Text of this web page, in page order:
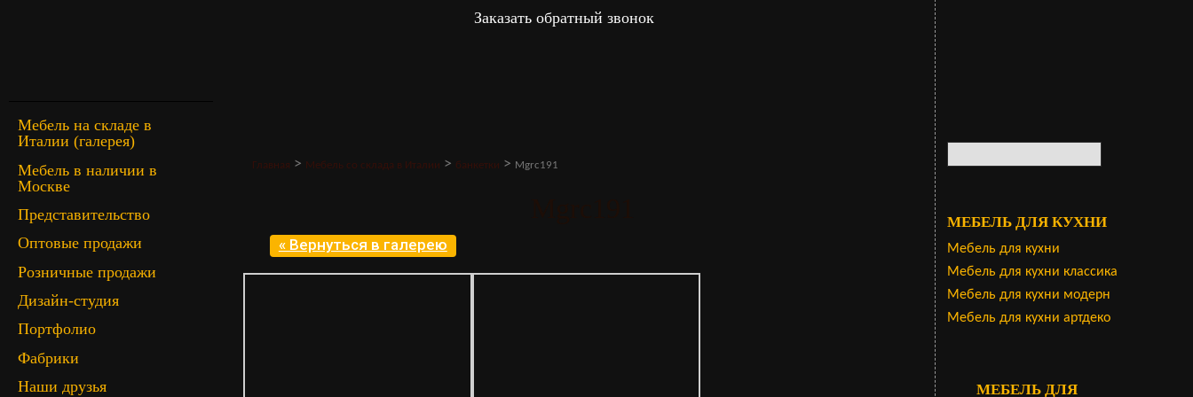
Заказать обратный звонок
Мебель на складе в
Италии (галерея)
Мебель в наличии в
Москве
Представительство
Оптовые продажи
Розничные продажи
Дизайн-студия
Портфолио
Фабрики
Наши друзья
Главная > Мебель со склада в Италии > банкетки > Mgrc191
« Вернуться в галерею
МЕБЕЛЬ ДЛЯ КУХНИ
Мебель для кухни
Мебель для кухни классика
Мебель для кухни модерн
Мебель для кухни артдеко
МЕБЕЛЬ ДЛЯ